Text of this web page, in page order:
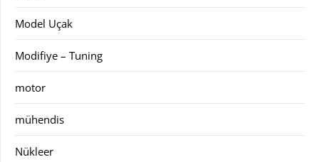
Model Uçak
Modifiye – Tuning
motor
mühendis
Nükleer